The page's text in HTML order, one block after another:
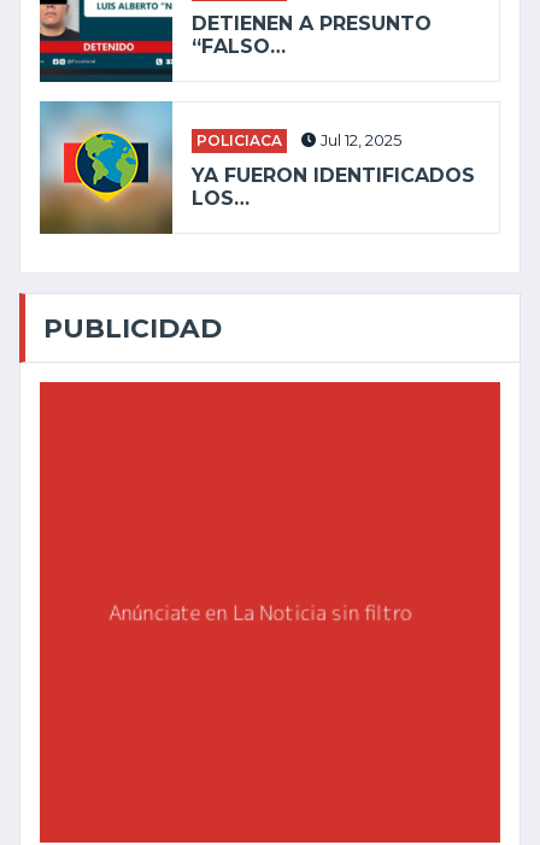
DETIENEN A PRESUNTO
“FALSO…
POLICIACA Jul 12, 2025
YA FUERON IDENTIFICADOS
LOS…
PUBLICIDAD